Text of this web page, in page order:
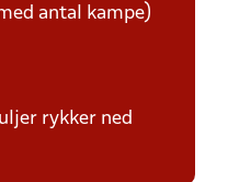
antal kampe)
rykker ned